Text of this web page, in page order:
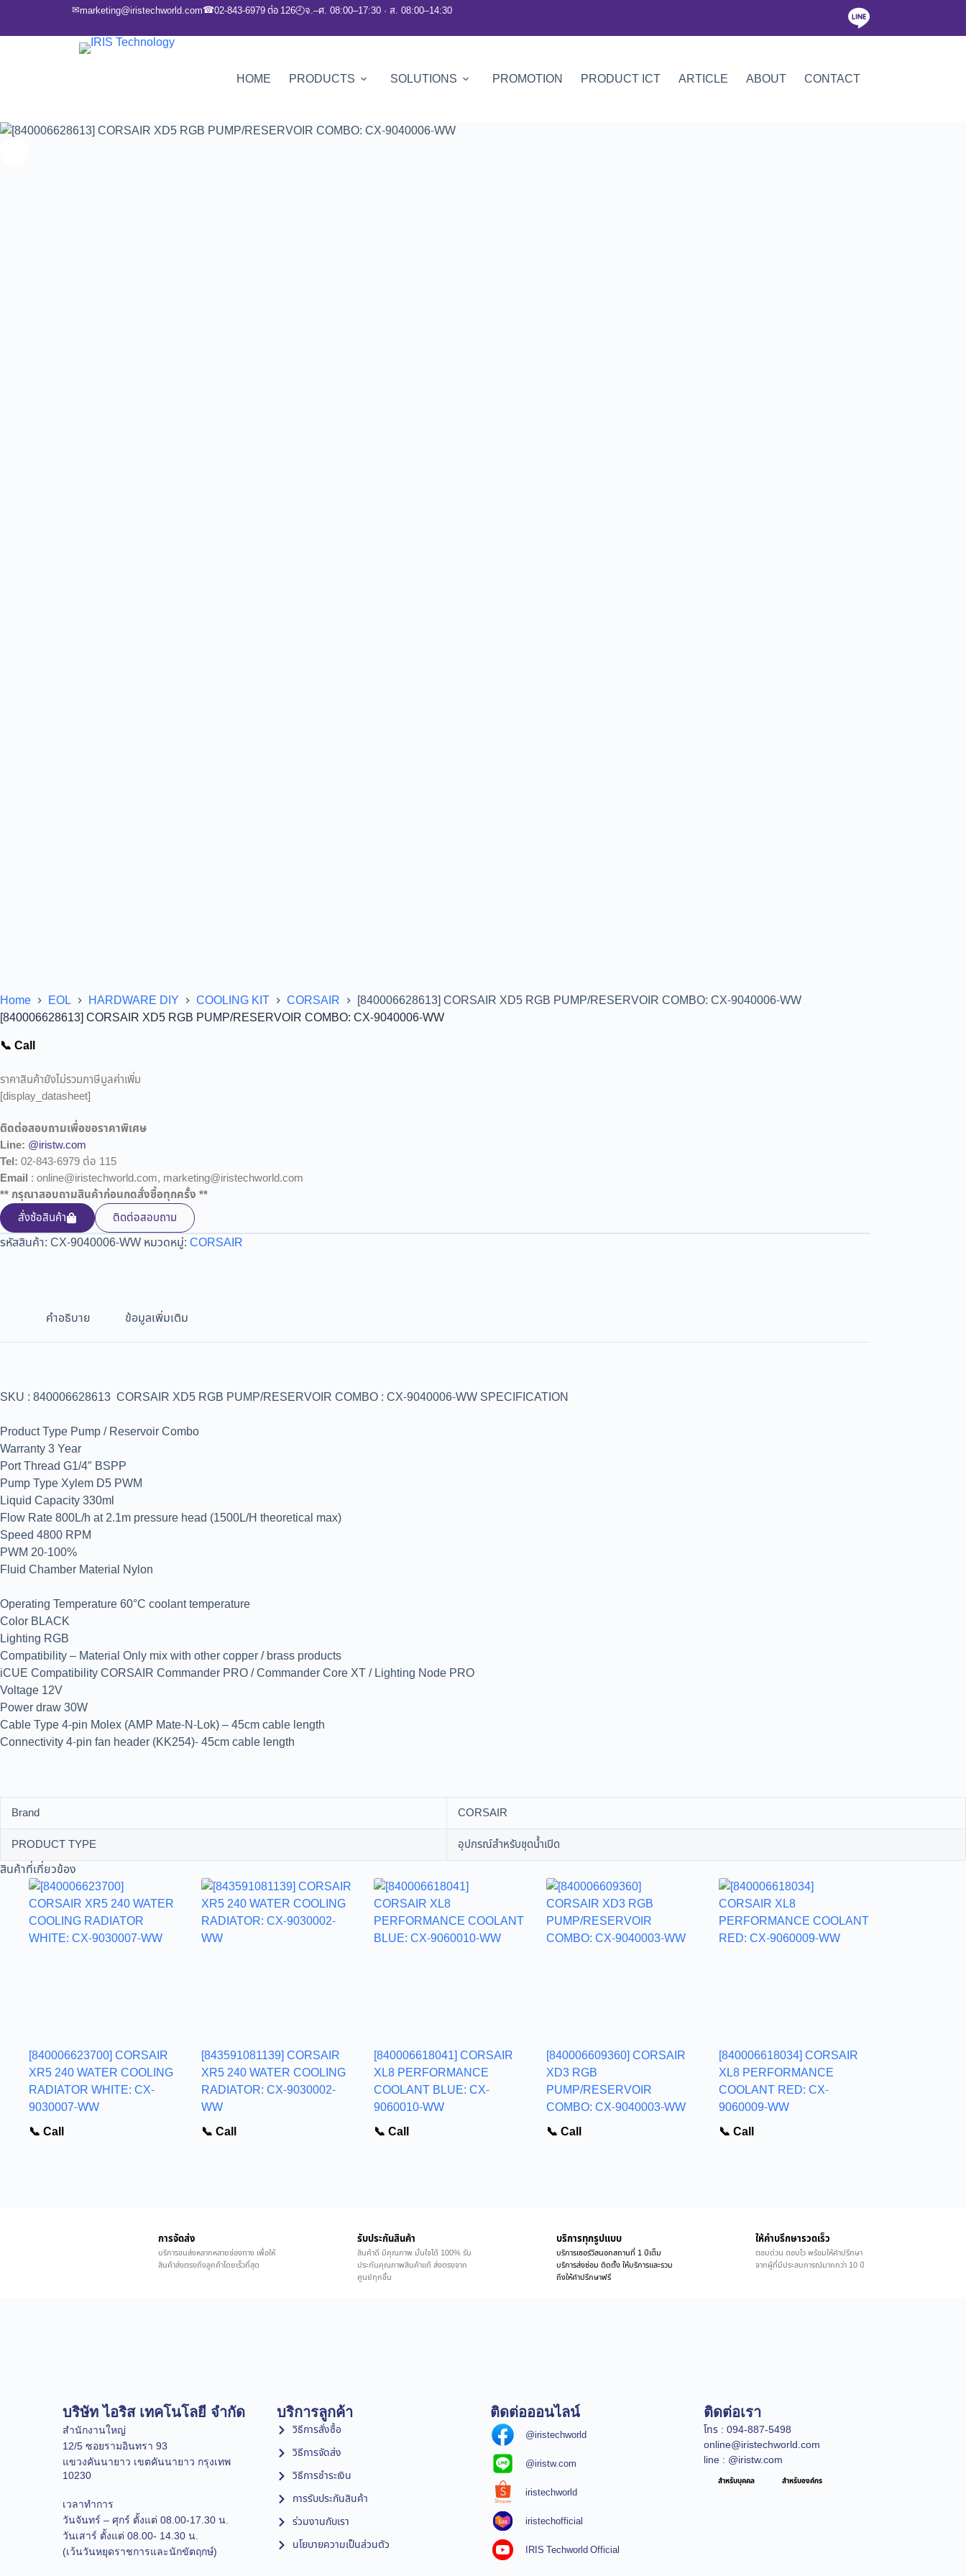
✉marketing@iristechworld.com☎02-843-6979 ต่อ 126🕘จ.–ศ. 08:00–17:30 · ส. 08:00–14:30
HOME PRODUCTS SOLUTIONS PROMOTION PRODUCT ICT ARTICLE ABOUT CONTACT
Home EOL HARDWARE DIY COOLING KIT CORSAIR
[840006628613] CORSAIR XD5 RGB PUMP/RESERVOIR COMBO: CX-9040006-WW
[840006628613] CORSAIR XD5 RGB PUMP/RESERVOIR COMBO: CX-9040006-WW
📞 Call
ราคาสินค้ายังไม่รวมภาษีมูลค่าเพิ่ม
[display_datasheet]
ติดต่อสอบถามเพื่อขอราคาพิเศษ
Line: @iristw.com
Tel: 02-843-6979 ต่อ 115
Email : online@iristechworld.com, marketing@iristechworld.com
** กรุณาสอบถามสินค้าก่อนกดสั่งซื้อทุกครั้ง **
สั่งซ้อสินค้า
ติดต่อสอบถาม
รหัสสินค้า: CX-9040006-WW หมวดหมู่: CORSAIR
คำอธิบาย ข้อมูลเพิ่มเติม
SKU : 840006628613 CORSAIR XD5 RGB PUMP/RESERVOIR COMBO : CX-9040006-WW SPECIFICATION
Product Type Pump / Reservoir Combo
Warranty 3 Year
Port Thread G1/4″ BSPP
Pump Type Xylem D5 PWM
Liquid Capacity 330ml
Flow Rate 800L/h at 2.1m pressure head (1500L/H theoretical max)
Speed 4800 RPM
PWM 20-100%
Fluid Chamber Material Nylon
Operating Temperature 60°C coolant temperature
Color BLACK
Lighting RGB
Compatibility – Material Only mix with other copper / brass products
iCUE Compatibility CORSAIR Commander PRO / Commander Core XT / Lighting Node PRO
Voltage 12V
Power draw 30W
Cable Type 4-pin Molex (AMP Mate-N-Lok) – 45cm cable length
Connectivity 4-pin fan header (KK254)- 45cm cable length
Brand
CORSAIR
PRODUCT TYPE
อุปกรณ์สำหรับชุดน้ำเปิด
สินค้าที่เกี่ยวข้อง
[840006623700] CORSAIR
XR5 240 WATER COOLING
RADIATOR WHITE: CX-
9030007-WW
📞 Call
[843591081139] CORSAIR
XR5 240 WATER COOLING
RADIATOR: CX-9030002-
WW
📞 Call
[840006618041] CORSAIR
XL8 PERFORMANCE
COOLANT BLUE: CX-
9060010-WW
📞 Call
[840006609360] CORSAIR
XD3 RGB
PUMP/RESERVOIR
COMBO: CX-9040003-WW
📞 Call
[840006618034] CORSAIR
XL8 PERFORMANCE
COOLANT RED: CX-
9060009-WW
📞 Call
การจัดส่ง
บริการขนส่งหลากหลายช่องทาง เพื่อให้
สินค้าส่งตรงถึงลูกค้าโดยเร็วที่สุด
รับประกันสินค้า
สินค้าดี มีคุณภาพ มั่นใจได้ 100% รับ
ประกันคุณภาพสินค้าแท้ ส่งตรงจาก
ศูนย์ทุกชิ้น
บริการทุกรูปแบบ
บริการเซอร์วิสนอกสถานที่ 1 ปีเต็ม
บริการส่งซ่อม ติดตั้ง ให้บริการและรวม
ถึงให้คำปรึกษาฟรี
ให้คำบรึกษารวดเร็ว
ตอบด่วน ตอบไว พร้อมให้คำปรึกษา
จากผู้ที่มีประสบการณ์มากกว่า 10 ปี
บริษัท ไอริส เทคโนโลยี จำกัด
สำนักงานใหญ่
12/5 ซอยรามอินทรา 93
แขวงคันนายาว เขตคันนายาว กรุงเทพ
10230
เวลาทำการ
วันจันทร์ – ศุกร์ ตั้งแต่ 08.00-17.30 น.
วันเสาร์ ตั้งแต่ 08.00- 14.30 น.
(เว้นวันหยุดราชการและนักขัตฤกษ์)
บริการลูกค้า
วิธีการสั่งซื้อ
วิธีการจัดส่ง
วิธีการชำระเงิน
การรับประกันสินค้า
ร่วมงานกับเรา
นโยบายความเป็นส่วนตัว
ติดต่อออนไลน์
@iristechworld
@iristw.com
iristechworld
iristechofficial
IRIS Techworld Official
ติดต่อเรา
โทร : 094-887-5498
online@iristechworld.com
line : @iristw.com
สำหรับบุคคล สำหรับองค์กร